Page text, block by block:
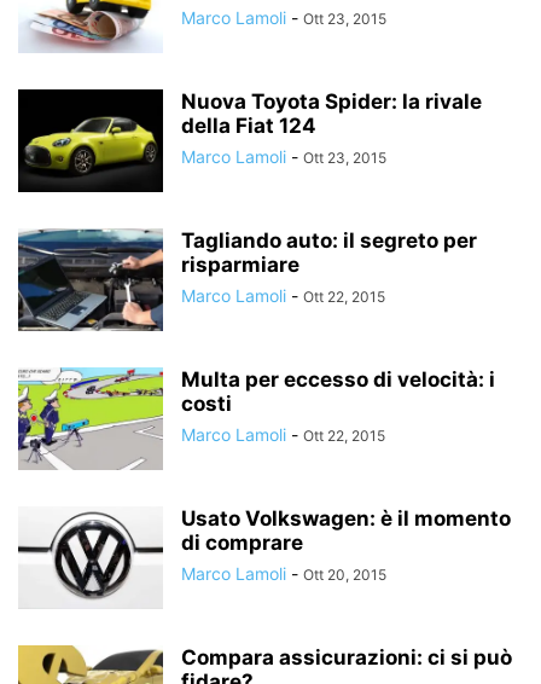
Marco Lamoli - Ott 23, 2015
Nuova Toyota Spider: la rivale
della Fiat 124
Marco Lamoli - Ott 23, 2015
Tagliando auto: il segreto per
risparmiare
Marco Lamoli - Ott 22, 2015
Multa per eccesso di velocità: i
costi
Marco Lamoli - Ott 22, 2015
Usato Volkswagen: è il momento
di comprare
Marco Lamoli - Ott 20, 2015
Compara assicurazioni: ci si può